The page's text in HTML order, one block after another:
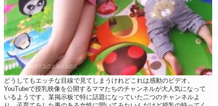
どうしてもエッチな目線で見てしまうけれどこれは感動のビデオ。
YouTubeで授乳映像を公開するママたちのチャンネルが大人気になって
いるようです。某掲示板で特に話題になっていた二つのチャンネルよ